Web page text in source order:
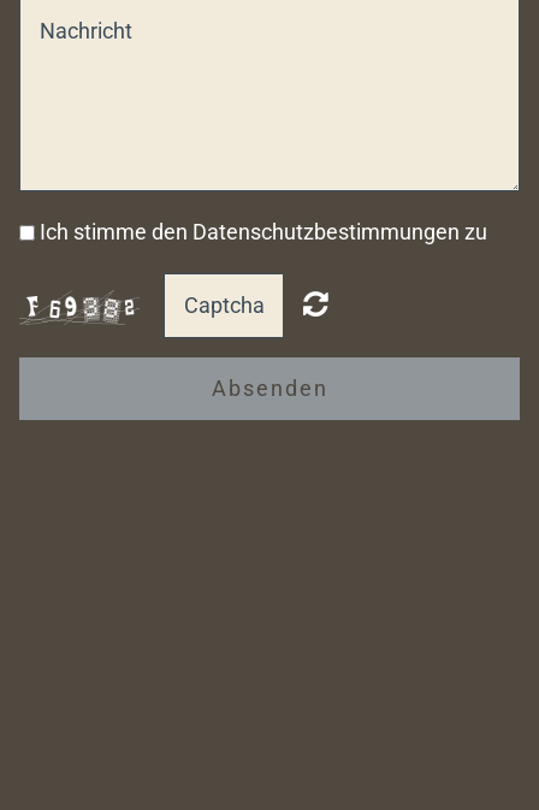
Ich stimme den Datenschutzbestimmungen zu
Absenden